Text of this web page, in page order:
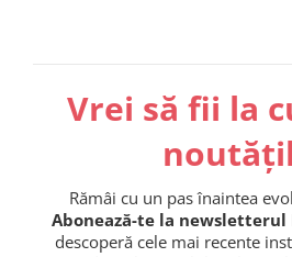
Vrei să fii la
Rămâi cu un pas înaintea
Abonează-te la
descoperă cele mai recente